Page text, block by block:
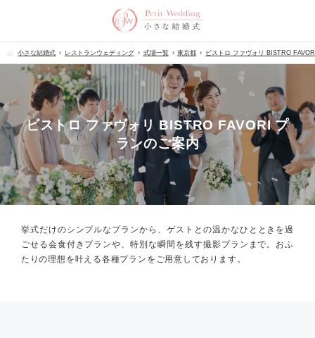
小さな結婚式 レストランウェディング 式場一覧 東京都 ビストロ ファヴォリ BISTRO
ビストロ ファヴォリ BISTRO FAVORI プ
ランのご案内
挙式だけのシンプルなプランから、ゲストとの温かなひとときを過
ごせる会食付きプランや、特別な瞬間を残す撮影プランまで。 おふ
たりの理想を叶える各種プランをご用意しております。